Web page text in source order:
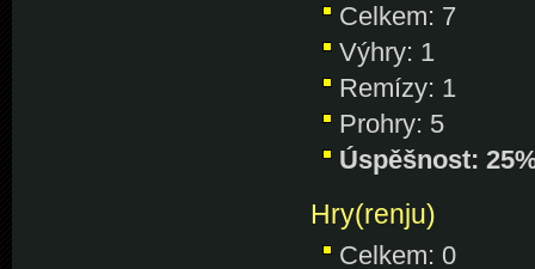
Celkem: 7
Výhry: 1
Remízy: 1
Prohry: 5
Úspěšnost:
Hry(renju)
Celkem: 0